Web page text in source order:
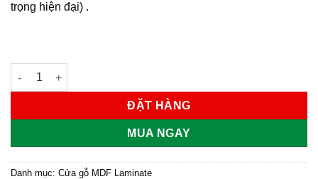
trọng hiện đại) .
Cửa gỗ công nghiệp MDF phủ laminate KD.lGL1 số lượng
ĐẶT HÀNG
MUA NGAY
Danh mục: Cửa gỗ MDF Laminate